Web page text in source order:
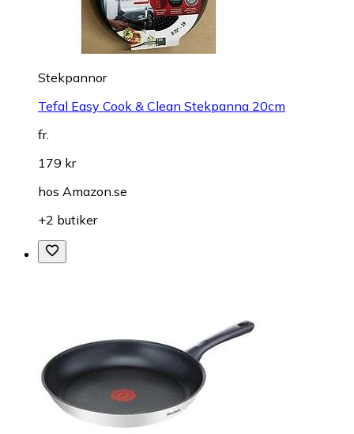
Stekpannor
Tefal Easy Cook & Clean Stekpanna 20cm
fr.
179 kr
hos Amazon.se
+2 butiker